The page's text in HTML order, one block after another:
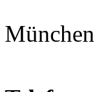
München